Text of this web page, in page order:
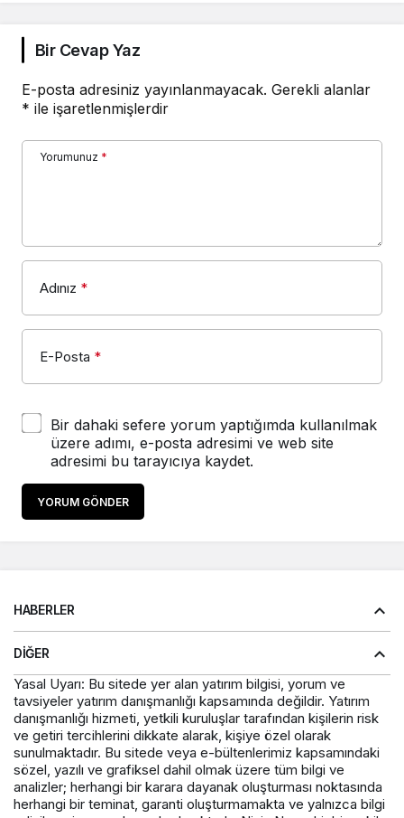
Bir Cevap Yaz
E-posta adresiniz yayınlanmayacak. Gerekli alanlar
* ile işaretlenmişlerdir
Yorumunuz *
Adınız *
E-Posta *
Bir dahaki sefere yorum yaptığımda kullanılmak
üzere adımı, e-posta adresimi ve web site
adresimi bu tarayıcıya kaydet.
YORUM GÖNDER
HABERLER
DIĞER
Yasal Uyarı: Bu sitede yer alan yatırım bilgisi, yorum ve
tavsiyeler yatırım danışmanlığı kapsamında değildir. Yatırım
danışmanlığı hizmeti, yetkili kuruluşlar tarafından kişilerin risk
ve getiri tercihlerini dikkate alarak, kişiye özel olarak
sunulmaktadır. Bu sitede veya e-bültenlerimiz kapsamındaki
sözel, yazılı ve grafiksel dahil olmak üzere tüm bilgi ve
analizler; herhangi bir karara dayanak oluşturması noktasında
herhangi bir teminat, garanti oluşturmamakta ve yalnızca bilgi